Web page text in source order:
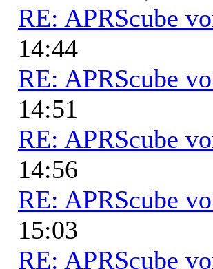
RE: APRScube
14:44
RE: APRScube
14:51
RE: APRScube
14:56
RE: APRScube
15:03
RE: APRScube